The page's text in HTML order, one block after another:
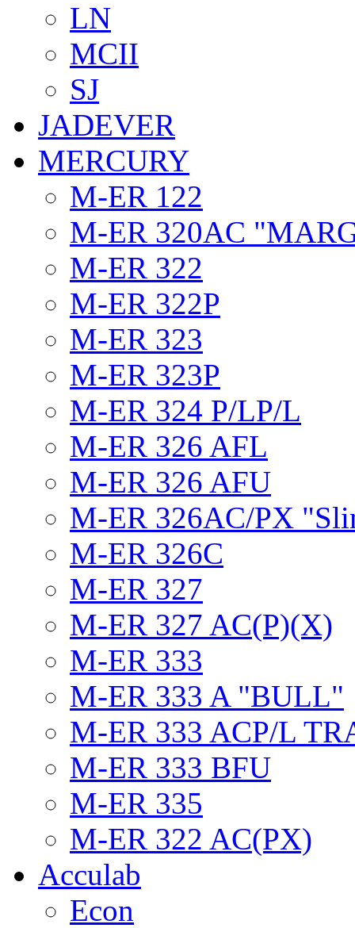
LN
MCII
SJ
JADEVER
MERCURY
M-ER 122
M-ER 320AC
M-ER 322
M-ER 322P
M-ER 323
M-ER 323P
M-ER 324 P/LP/L
M-ER 326 AFL
M-ER 326 AFU
M-ER 326AC/PX
M-ER 326C
M-ER 327
M-ER 327 AC(P)(X)
M-ER 333
M-ER 333 A "BULL"
M-ER 333 ACP/L
M-ER 333 BFU
M-ER 335
M-ER 322 AC(PX)
Acculab
Econ